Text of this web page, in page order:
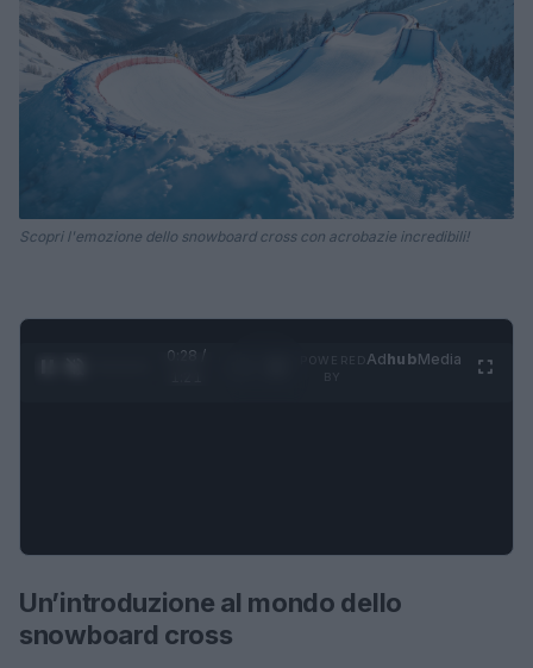
Scopri l'emozione dello snowboard cross con acrobazie incredibili!
0:29 /
AdhubMedia
Un’introduzione al mondo dello
snowboard cross